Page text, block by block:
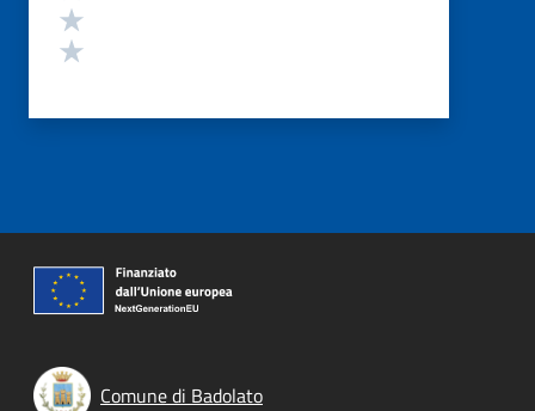
Comune di Badolato